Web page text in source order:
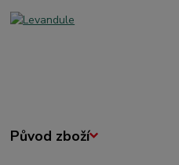
Původ zboží